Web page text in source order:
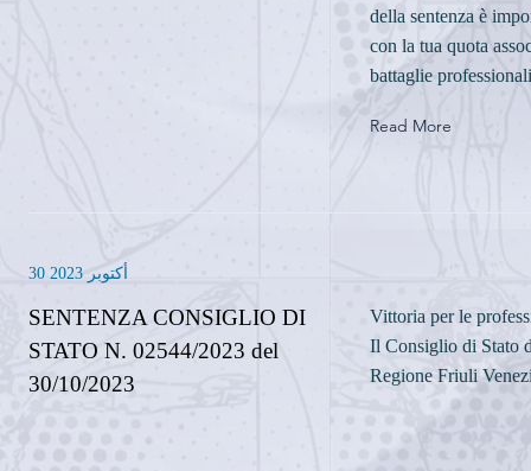
della sentenza è
con la tua quota
battaglie
Read More
30 أكتوبر 2023
SENTENZA CONSIGLIO DI
STATO N. 02544/2023 del
30/10/2023
Vittoria per le
Il Consiglio di Stato
Regione Friuli